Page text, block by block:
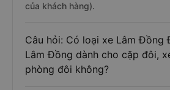
của khách hàng).
Câu hỏi: Có loại xe Lâm Đồng
Lâm Đồng dành cho cặp đôi,
phòng đôi không?